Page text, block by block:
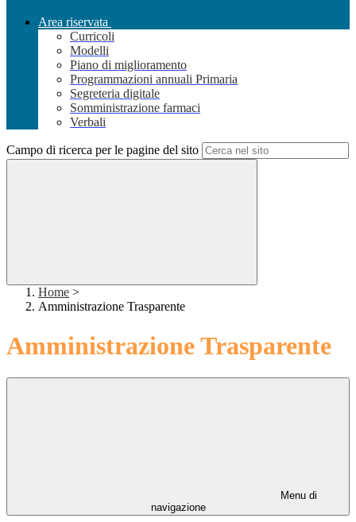
Area riservata
Curricoli
Modelli
Piano di miglioramento
Programmazioni annuali Primaria
Segreteria digitale
Somministrazione farmaci
Verbali
Campo di ricerca per le pagine del sito
Home >
Amministrazione Trasparente
Amministrazione Trasparente
Menu di
navigazione